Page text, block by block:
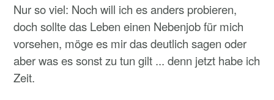
Nur so viel: Noch will ich es anders probieren,
doch sollte das Leben einen Nebenjob für mich
vorsehen, möge es mir das deutlich sagen oder
aber was es sonst zu tun gilt ... denn jetzt habe ich
Zeit.